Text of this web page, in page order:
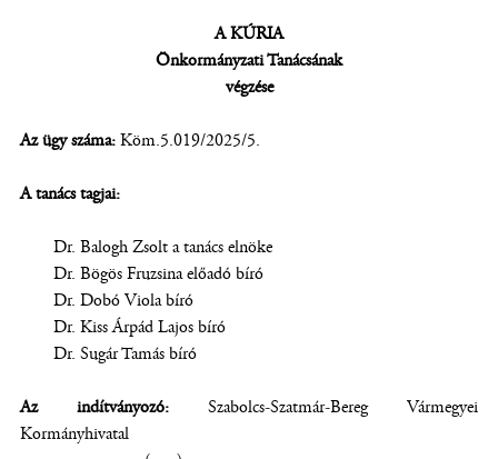
AKÚRIA
Önkormányzati Tanácsának
végzése
Az ügy száma:Köm.5.019/2025/5.
A tanács tagjai:
Dr. Balogh Zsolt a tanács elnöke
Dr. Bögös Fruzsina előadó bíró
Dr. Dobó Viola bíró
Dr. Kiss Árpád Lajos bíró
Dr. Sugár Tamás bíró
Az indítványozó: Szabolcs-Szatmár-Bereg Vármegyei
Kormányhivatal